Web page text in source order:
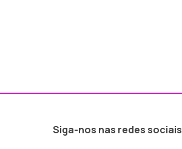
Siga-nos nas redes sociais